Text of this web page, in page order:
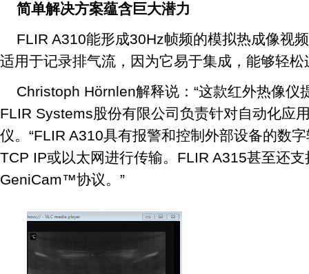
简单解决方案蕴含巨大潜力
FLIR A310能形成30Hz帧频的模拟热成像视
适用于记录排气流，因为它易于集成，能够轻松
Christoph Hörnlen解释说：“这款红外热像仪
FLIR Systems股份有限公司负责针对自动化应
仪。“FLIR A310具有报警和控制外部设备的数
TCP IP或以太网进行传输。FLIR A315甚至还
GeniCam™协议。”